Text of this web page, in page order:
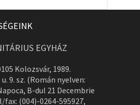
EGYHÁZ
Kolozsvár, 1989.
9. sz. (Román nyelven:
B-dul 21 Decembrie
fax: (004)-0264-595927,